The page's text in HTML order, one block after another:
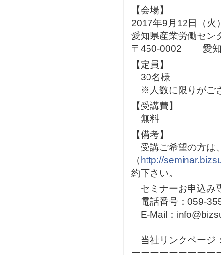
【会場】
2017年9月12日（火
愛知県産業労働セ
〒450-0002 愛知
【定員】
30名様
※人数に限りがご
【受講費】
無料
【備考】
受講ご希望の方は
（http://
約下さい。
セミナーお申込み
電話番号：059-
E-Mail：
当社リンクページ
ーーーーーーーーー